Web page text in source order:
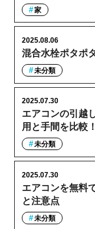
家
混合水栓ポタポ
2025.08.06
未分類
エアコンの引越
用と手間を比較！
2025.07.30
未分類
エアコンを無料
と注意点
2025.07.30
未分類